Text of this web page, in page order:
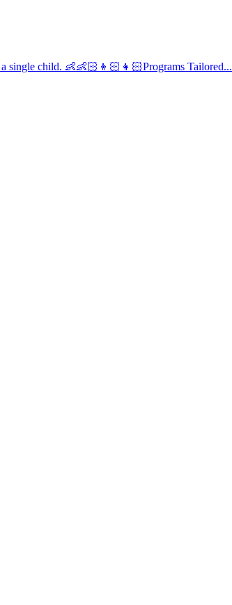
single child. 👶👶🏻👦🏻👧🏻Programs Tailored...